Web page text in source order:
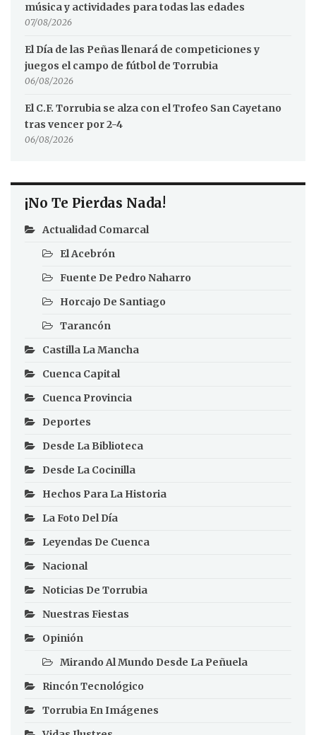
música y actividades para todas las edades
07/08/2026
El Día de las Peñas llenará de competiciones y
juegos el campo de fútbol de Torrubia
06/08/2026
El C.F. Torrubia se alza con el Trofeo San Cayetano
tras vencer por 2-4
06/08/2026
¡No Te Pierdas Nada!
Actualidad Comarcal
El Acebrón
Fuente De Pedro Naharro
Horcajo De Santiago
Tarancón
Castilla La Mancha
Cuenca Capital
Cuenca Provincia
Deportes
Desde La Biblioteca
Desde La Cocinilla
Hechos Para La Historia
La Foto Del Día
Leyendas De Cuenca
Nacional
Noticias De Torrubia
Nuestras Fiestas
Opinión
Mirando Al Mundo Desde La Peñuela
Rincón Tecnológico
Torrubia En Imágenes